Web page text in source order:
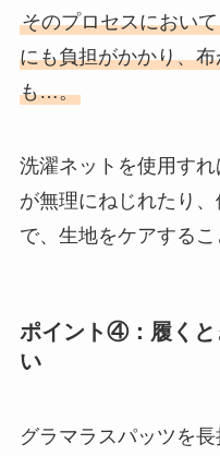
そのプロセスにおい
にも負担がかかり、
も…。
洗濯ネットを使用す
が無理にねじれたり
で、生地をケアするこ
ポイント④：履くと
い
グラマラスパッツを